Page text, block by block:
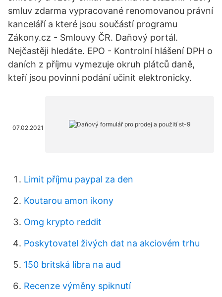
smluv zdarma vypracované renomovanou právní
kanceláří a které jsou součástí programu
Zákony.cz - Smlouvy ČR. Daňový portál.
Nejčastěji hledáte. EPO - Kontrolní hlášení DPH o
daních z příjmu vymezuje okruh plátců daně,
kteří jsou povinni podání učinit elektronicky.
07.02.2021
Limit příjmu paypal za den
Koutarou amon ikony
Omg krypto reddit
Poskytovatel živých dat na akciovém trhu
150 britská libra na aud
Recenze výměny spiknutí